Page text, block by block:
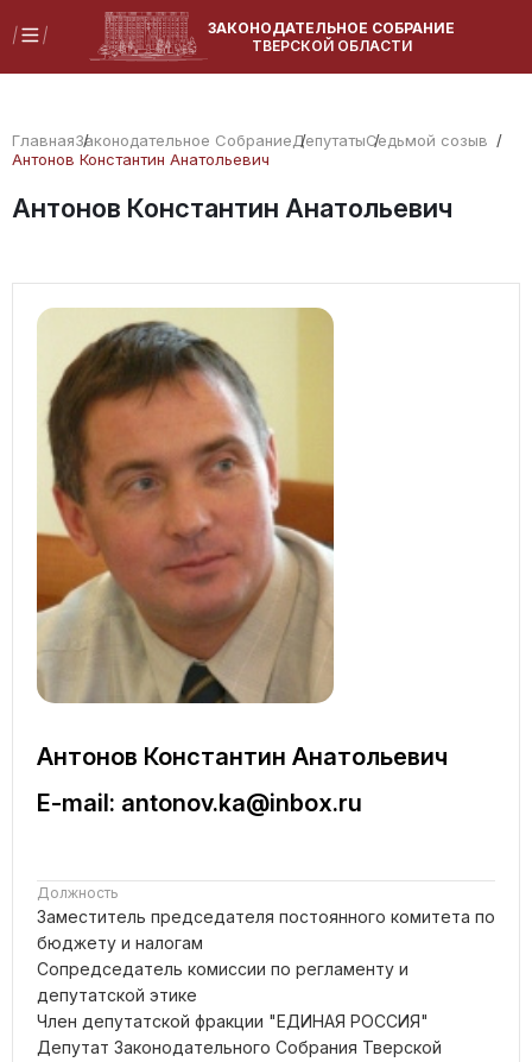
ЗАКОНОДАТЕЛЬНОЕ СОБРАНИЕ
ТВЕРСКОЙ ОБЛАСТИ
ГлавнаяЗаконодательное СобраниеДепутатыСедьмой созыв
Антонов Константин Анатольевич
Антонов Константин Анатольевич
Антонов Константин Анатольевич
E-mail: antonov.ka@inbox.ru
Должность
Заместитель председателя постоянного комитета по
бюджету и налогам
Сопредседатель комиссии по регламенту и
депутатской этике
Член депутатской фракции "ЕДИНАЯ РОССИЯ"
Депутат Законодательного Собрания Тверской